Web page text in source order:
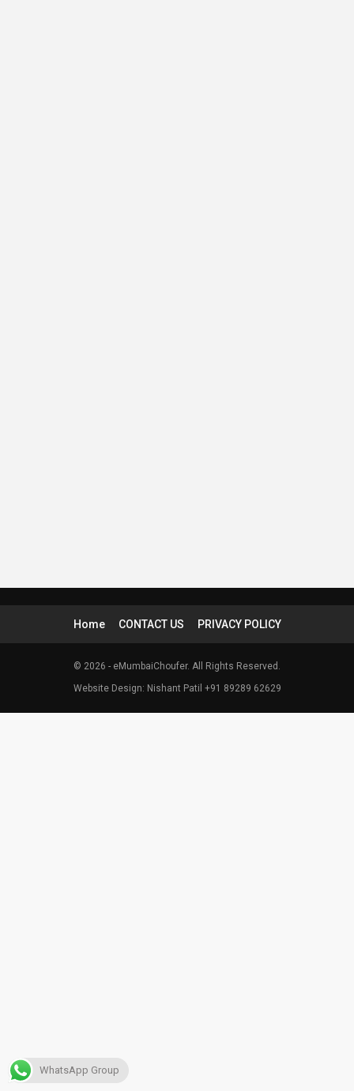
Home CONTACT US PRIVACY POLICY
© 2026 - eMumbaiChoufer. All Rights Reserved.
Website Design: Nishant Patil +91 89289 62629
WhatsApp Group